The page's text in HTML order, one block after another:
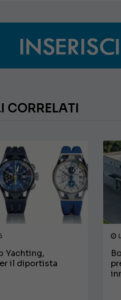
CORRELATI
Yachting,
il diportista